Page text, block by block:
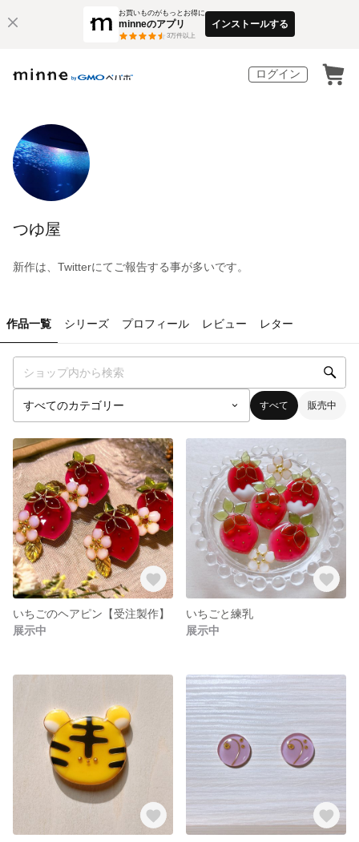
お買いものがもっとお得に
minneのアプリ
3万件以上
インストールする
ログイン
つゆ屋
新作は、Twitterにてご報告する事が多いです。
作品一覧 シリーズ プロフィール レビュー レター
すべて 販売中
いちごのヘアピン【受注製作】
展示中
いちごと練乳
展示中